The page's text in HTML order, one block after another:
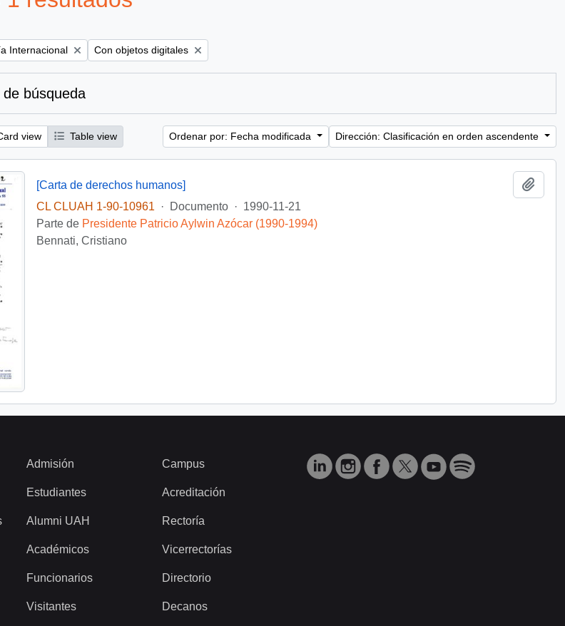
filter:
Internacional Remove filter:
Con objetos digitales
búsqueda
view Table view Ordenar por: Fecha modificada Dirección: Clasificación en orden ascendente
[Carta de derechos humanos]
CL CLUAH 1-90-10961
· Documento · 1990-11-21
Parte de Presidente Patricio Aylwin Azócar (1990-1994)
Bennati, Cristiano
Admisión
Estudiantes
Alumni UAH
Académicos
Funcionarios
Visitantes
Campus
Acreditación
Rectoría
Vicerrectorías
Directorio
Decanos